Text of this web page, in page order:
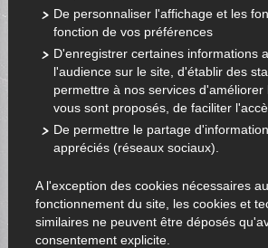
ACCUEIL LÉGUMES ET FRUITS DE SAISON
De personnaliser l'affichage et les
fonction de vos préférences
D'enregistrer certaines informations
l'audience sur le site, d'établir des
permettre à nos services d'améliorer
vous sont proposés, de faciliter
De permettre le partage
appréciés (réseaux sociaux).
A l'exception des cookies nécessaires
fonctionnement du site, les cookies et
similaires ne peuvent être déposés
consentement explicite.